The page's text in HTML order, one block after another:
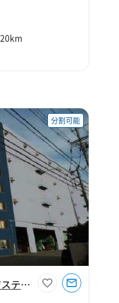
分割可能
【千葉県船橋市】船橋ロジスティクス事務所区画